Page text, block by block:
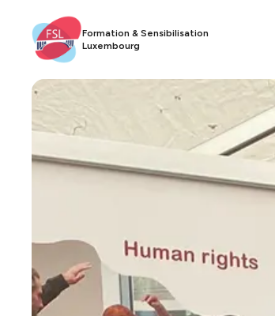
Formation & Sensibilisation
Luxembourg​​​​‌ ‍ ​‍​‍‌‍ ‌ ​‍‌‍‍‌‌‍‌ ‌‍‍‌‌‍ ‍​‍​‍​ ‍‍​‍​‍‌ ​ ‌‍​‌‌‍ ‍‌‍‍‌‌ ‌​‌ ‍‌​‍ ‍‌‍‍‌‌‍ ​‍​‍​‍ ​​‍​‍‌‍‍​‌ ​‍‌‍‌‌‌‍‌‍​‍​‍​ ‍‍​‍​‍​‍ ‌ ​ ‌ ‌​‌ ‌‌‌‍‌​‌‍‍‌‌‍ ​‍ ‌‍‍‌‌‍ ‍‌ ‌​‌‍‌‌‌‍ ‍‌ ‌​​‍ ‌‍‌‌‌‍‌​‌‍‍‌‌ ‌​​‍ ‌‍ ‌‌‍ ‌‍‌​‌‍‌‌​ ‌‌ ​​‌ ​‍‌‍‌‌‌ ​ ‌‍‌‌‌‍ ‍‌ ‌​‌‍​‌‌ ‌​‌‍‍‌‌‍ ‌‍ ‍​ ‍ ‌‍‍‌‌‍‌​​ ‌​ ​​‌‍​ ‌‍​‌​ ‌‍‌‍​‍​ ‌‌​ ​‍‌‍​ ​‍ ‌‌‍‌​​ ‌‍​ ​‌‌‍​‍​‍ ‌​ ‌​​ ‌‌‌‍‌‌​ ‌‍​‍ ‌​ ‍​​ ‌ ‌‍​‌​ ‌​​‍ ‌​ ‌‌‌‍‌‌​ ​ ​ ‌‍​ ‌​‌‍‌‌​ ‌‍​ ​​‌‍​‌​ ‌‍​ ​‍​ ​ ​ ‍ ‌ ‌​‌ ‍‌‌ ​​‌‍‌‌​ ‌‌ ​ ‌‍‍‌‌ ‌​‌‍‌‌‌‌​ ‌‍‌‌‌ ‌​‌ ‌​‌‍‍‌‌‍ ‍‌‍‌ ‌ ​ ​ ‍ ‌ ​​‌‍​‌‌ ‌​‌‍‍​​ ‌‌‍​‍‌ ​‍‌‍​‌‌‍ ‍‌‍‌​‌‍‍‌‌‍ ‍‌‍‌ ​‍ ‍‌‍​‍‌ ​‍‌‍​‌‌‍ ‍‌‍‌​‌​ ‍‌‍​‌‌‍ ‌‌‍‌‌​ ‌‍​‍‌‍​‌‌ ​ ‌‍‌‌‌‌‌‌‌ ​‍‌‍ ​​ ‌​‍‌‌​ ​‍‌​‌‍‌ ​ ‌ ‌​‌ ‌‌‌‍‌​‌‍‍‌‌‍ ​‍‌‍‌‍‍‌‌‍‌​​ ‌​ ​​‌‍​ ‌‍​‌​ ‌‍‌‍​‍​ ‌‌​ ​‍‌‍​ ​‍ ‌‌‍‌​​ ‌‍​ ​‌‌‍​‍​‍ ‌​ ‌​​ ‌‌‌‍‌‌​ ‌‍​‍ ‌​ ‍​​ ‌ ‌‍​‌​ ‌​​‍ ‌​ ‌‌‌‍‌‌​ ​ ​ ‌‍​ ‌​‌‍‌‌​ ‌‍​ ​​‌‍​‌​ ‌‍​ ​‍​ ​ ​‍‌‍‌ ‌​‌ ‍‌‌ ​​‌‍‌‌​ ‌‌ ​ ‌‍‍‌‌ ‌​‌‍‌‌‌‌​ ‌‍‌‌‌ ‌​‌ ‌​‌‍‍‌‌‍ ‍‌‍‌ ‌ ​ ​‍‌‍‌ ​​‌‍​‌‌ ‌​‌‍‍​​ ‌‌‍​‍‌ ​‍‌‍​‌‌‍ ‍‌‍‌​‌‍‍‌‌‍ ‍‌‍‌ ​‍ ‍‌‍​‍‌ ​‍‌‍​‌‌‍ ‍‌‍‌​‌​ ‍‌‍​‌‌‍ ‌‌‍‌‌​‍‌‍‌ ​​‌‍‌‌‌ ​‍‌ ​ ‌ ​​‌‍‌‌‌‍​ ‌ ‌​‌‍‍‌‌ ‌‍‌‍‌‌​ ‌‌ ​​‌ ‌‌‌‍​‍‌‍ ​‌‍‍‌‌ ​ ‌‍‍​‌‍‌‌‌‍‌​​‍​‍‌ ‌